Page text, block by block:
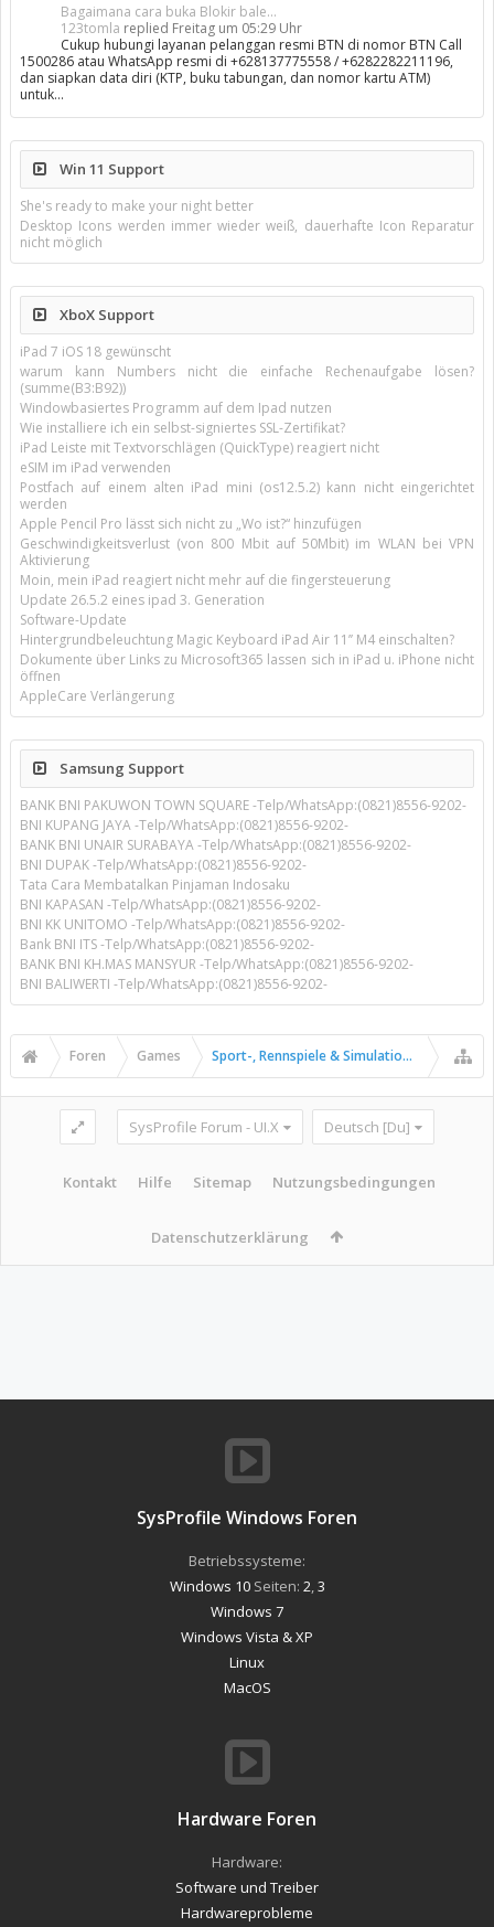
Bagaimana cara buka Blokir bale...
123tomla replied Freitag um 05:29 Uhr
Cukup hubungi layanan pelanggan resmi BTN di nomor BTN Call
1500286 atau WhatsApp resmi di +628137775558 / +6282282211196,
dan siapkan data diri (KTP, buku tabungan, dan nomor kartu ATM)
untuk…
Win 11 Support
She's ready to make your night better
Desktop Icons werden immer wieder weiß, dauerhafte Icon Reparatur
nicht möglich
XboX Support
iPad 7 iOS 18 gewünscht
warum kann Numbers nicht die einfache Rechenaufgabe lösen?
(summe(B3:B92))
Windowbasiertes Programm auf dem Ipad nutzen
Wie installiere ich ein selbst-signiertes SSL-Zertifikat?
iPad Leiste mit Textvorschlägen (QuickType) reagiert nicht
eSIM im iPad verwenden
Postfach auf einem alten iPad mini (os12.5.2) kann nicht eingerichtet
werden
Apple Pencil Pro lässt sich nicht zu „Wo ist?“ hinzufügen
Geschwindigkeitsverlust (von 800 Mbit auf 50Mbit) im WLAN bei VPN
Aktivierung
Moin, mein iPad reagiert nicht mehr auf die fingersteuerung
Update 26.5.2 eines ipad 3. Generation
Software-Update
Hintergrundbeleuchtung Magic Keyboard iPad Air 11’’ M4 einschalten?
Dokumente über Links zu Microsoft365 lassen sich in iPad u. iPhone nicht
öffnen
AppleCare Verlängerung
Samsung Support
BANK BNI PAKUWON TOWN SQUARE -Telp/WhatsApp:(0821)8556-9202-
BNI KUPANG JAYA -Telp/WhatsApp:(0821)8556-9202-
BANK BNI UNAIR SURABAYA -Telp/WhatsApp:(0821)8556-9202-
BNI DUPAK -Telp/WhatsApp:(0821)8556-9202-
Tata Cara Membatalkan Pinjaman Indosaku
BNI KAPASAN -Telp/WhatsApp:(0821)8556-9202-
BNI KK UNITOMO -Telp/WhatsApp:(0821)8556-9202-
Bank BNI ITS -Telp/WhatsApp:(0821)8556-9202-
BANK BNI KH.MAS MANSYUR -Telp/WhatsApp:(0821)8556-9202-
BNI BALIWERTI -Telp/WhatsApp:(0821)8556-9202-
Foren Games Sport-, Rennspiele & Simulationen
SysProfile Forum - UI.X Deutsch [Du]
Kontakt Hilfe Sitemap Nutzungsbedingungen
Datenschutzerklärung
SysProfile Windows Foren
Betriebssysteme:
Windows 10Seiten: 2 3
Windows 7
Windows Vista & XP
Linux
MacOS
Hardware Foren
Hardware:
Software und Treiber
Hardwareprobleme